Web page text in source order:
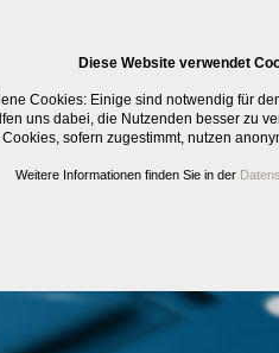
Diese Website verwendet
Cookies: Einige sind notwendig für
uns dabei, die Nutzenden besser zu
sofern zugestimmt, nutzen
Weitere Informationen finden Sie in der